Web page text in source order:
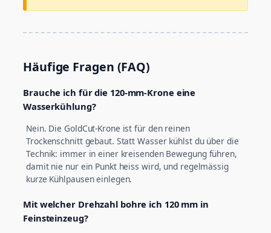
Häufige Fragen (FAQ)
Brauche ich für die 120-mm-Krone eine
Wasserkühlung?
Nein. Die GoldCut-Krone ist für den reinen
Trockenschnitt gebaut. Statt Wasser kühlst du über die
Technik: immer in einer kreisenden Bewegung führen,
damit nie nur ein Punkt heiss wird, und regelmässig
kurze Kühlpausen einlegen.
Mit welcher Drehzahl bohre ich 120 mm in
Feinsteinzeug?